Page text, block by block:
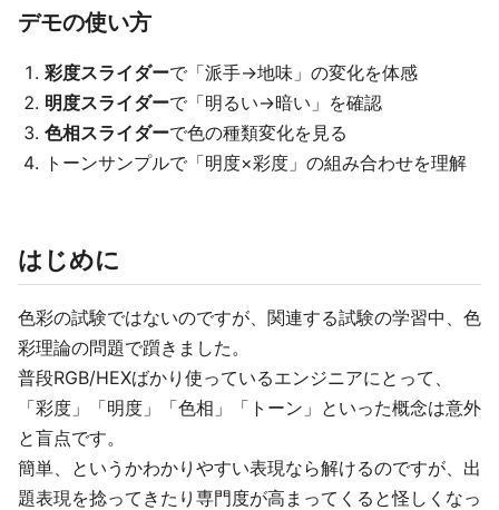
デモの使い方
彩度スライダーで「派手→地味」の変化を体感
明度スライダーで「明るい→暗い」を確認
色相スライダーで色の種類変化を見る
トーンサンプルで「明度×彩度」の組み合わせを理解
はじめに
色彩の試験ではないのですが、関連する試験の学習中、色
彩理論の問題で躓きました。
普段RGB/HEXばかり使っているエンジニアにとって、
「彩度」「明度」「色相」「トーン」といった概念は意外
と盲点です。
簡単、というかわかりやすい表現なら解けるのですが、出
題表現を捻ってきたり専門度が高まってくると怪しくなっ